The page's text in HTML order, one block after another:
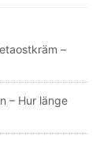
–
– Hur länge